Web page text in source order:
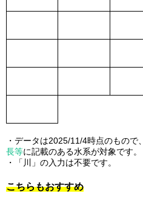
・データは2025/11/4時点のもので、
長等に記載のある水系が対象です。
・「川」の入力は不要です。
こちらもおすすめ